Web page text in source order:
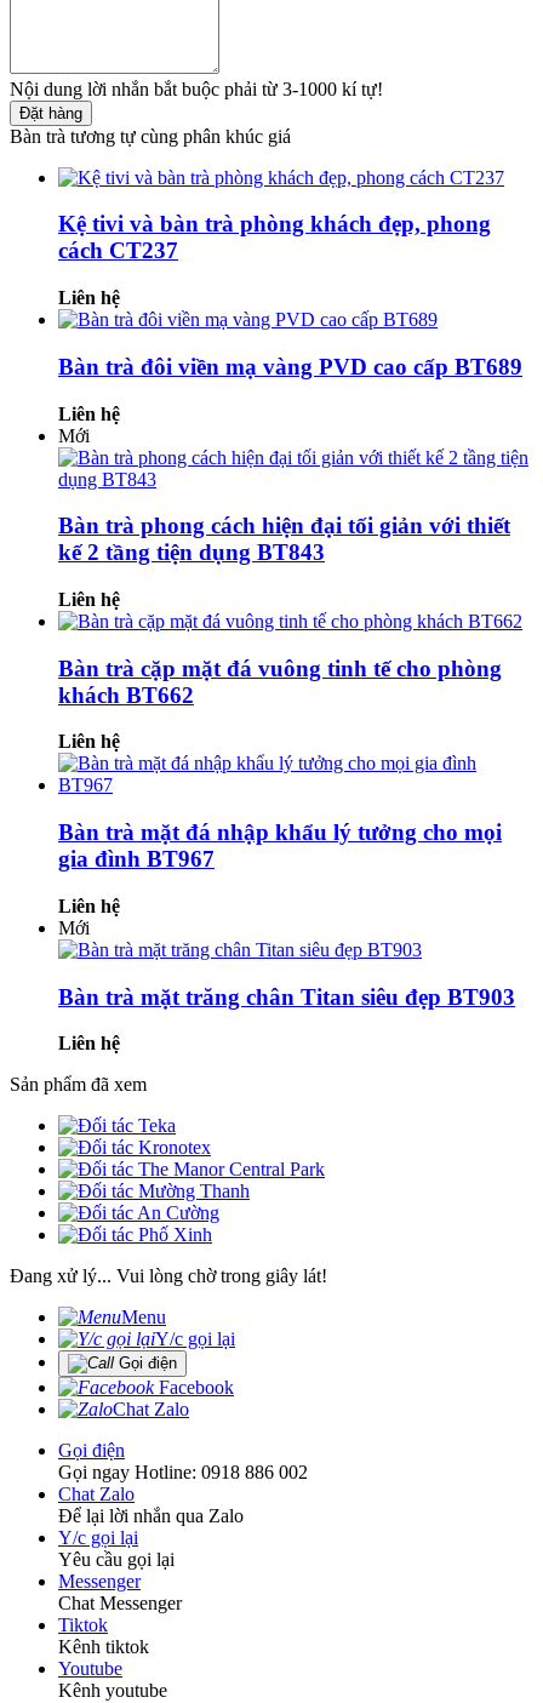
Nội dung lời nhắn bắt buộc phải từ 3-1000 kí tự!
Đặt hàng
Bàn trà tương tự cùng phân khúc giá
Kệ tivi và bàn trà phòng khách đẹp, phong
cách CT237
Liên hệ
Bàn trà đôi viền mạ vàng PVD cao cấp BT689
Liên hệ
Mới
Bàn trà phong cách hiện đại tối giản với thiết
kế 2 tầng tiện dụng BT843
Liên hệ
Bàn trà cặp mặt đá vuông tinh tế cho phòng
khách BT662
Liên hệ
Bàn trà mặt đá nhập khẩu lý tưởng cho mọi
gia đình BT967
Liên hệ
Mới
Bàn trà mặt trăng chân Titan siêu đẹp BT903
Liên hệ
Sản phẩm đã xem
Đang xử lý... Vui lòng chờ trong giây lát!
Menu
Y/c gọi lại
Gọi điện
Facebook
Chat Zalo
Gọi điện
Gọi ngay Hotline: 0918 886 002
Chat Zalo
Để lại lời nhắn qua Zalo
Y/c gọi lại
Yêu cầu gọi lại
Messenger
Chat Messenger
Tiktok
Kênh tiktok
Youtube
Kênh youtube